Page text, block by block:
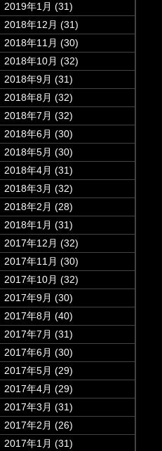
2019年1月 (31)
2018年12月 (31)
2018年11月 (30)
2018年10月 (32)
2018年9月 (31)
2018年8月 (32)
2018年7月 (32)
2018年6月 (30)
2018年5月 (30)
2018年4月 (31)
2018年3月 (32)
2018年2月 (28)
2018年1月 (31)
2017年12月 (32)
2017年11月 (30)
2017年10月 (32)
2017年9月 (30)
2017年8月 (40)
2017年7月 (31)
2017年6月 (30)
2017年5月 (29)
2017年4月 (29)
2017年3月 (31)
2017年2月 (26)
2017年1月 (31)